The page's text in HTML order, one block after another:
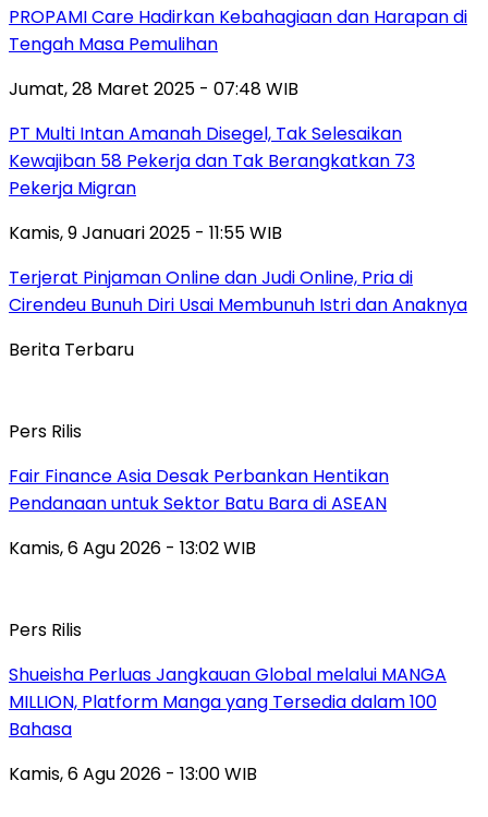
PROPAMI Care Hadirkan Kebahagiaan dan Harapan di
Tengah Masa Pemulihan
Jumat, 28 Maret 2025 - 07:48 WIB
PT Multi Intan Amanah Disegel, Tak Selesaikan
Kewajiban 58 Pekerja dan Tak Berangkatkan 73
Pekerja Migran
Kamis, 9 Januari 2025 - 11:55 WIB
Terjerat Pinjaman Online dan Judi Online, Pria di
Cirendeu Bunuh Diri Usai Membunuh Istri dan Anaknya
Berita Terbaru
Pers Rilis
Fair Finance Asia Desak Perbankan Hentikan
Pendanaan untuk Sektor Batu Bara di ASEAN
Kamis, 6 Agu 2026 - 13:02 WIB
Pers Rilis
Shueisha Perluas Jangkauan Global melalui MANGA
MILLION, Platform Manga yang Tersedia dalam 100
Bahasa
Kamis, 6 Agu 2026 - 13:00 WIB